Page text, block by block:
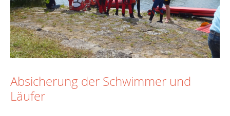
Absicherung der Schwimmer und
Läufer